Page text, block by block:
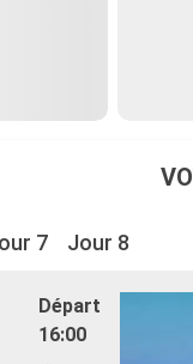
7 Jour 8
Départ
16:00